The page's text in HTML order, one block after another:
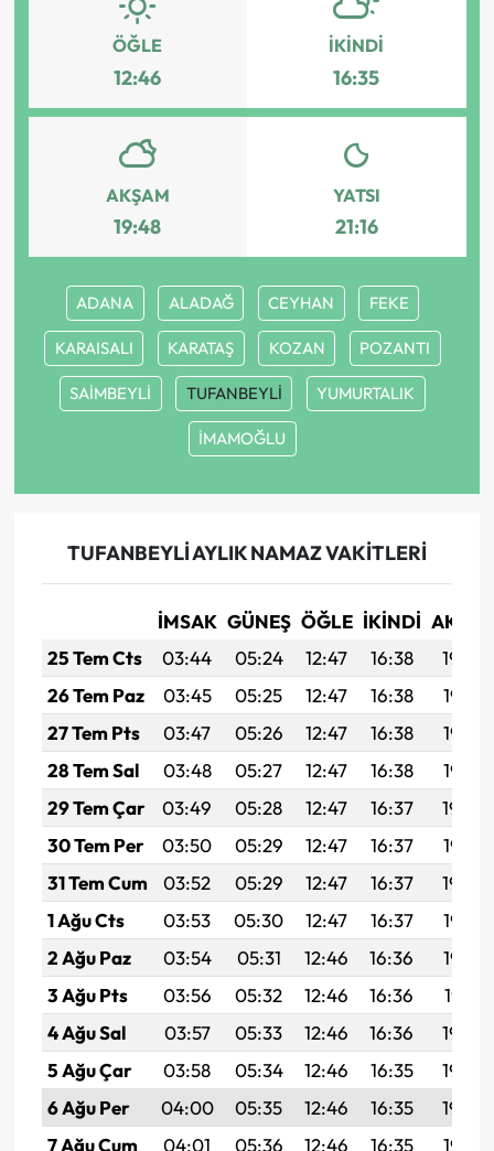
ÖĞLE
12:46
İKINDI
16:35
AKŞAM
19:48
YATSI
21:16
ADANA ALADAĞ CEYHAN FEKE
KARAISALI KARATAŞ KOZAN POZANTI
SAİMBEYLİ TUFANBEYLİ YUMURTALIK
İMAMOĞLU
TUFANBEYLİ AYLIK NAMAZ VAKITLERI
İMSAK GÜNEŞ ÖĞLE İKINDI
25 Tem Cts
03:44 05:24 12:47 16:38
19:59
26 Tem Paz
03:45 05:25 12:47 16:38
19:58
27 Tem Pts
03:47 05:26 12:47 16:38
19:57
28 Tem Sal
03:48 05:27 12:47 16:38
19:57
29 Tem Çar
03:49 05:28 12:47 16:37
19:56
30 Tem Per
03:50 05:29 12:47 16:37
19:55
31 Tem Cum
03:52 05:29 12:47 16:37
19:54
1 Ağu Cts
03:53 05:30 12:47 16:37
19:53
2 Ağu Paz
03:54 05:31 12:46 16:36
19:52
3 Ağu Pts
03:56 05:32 12:46 16:36
19:51
4 Ağu Sal
03:57 05:33 12:46 16:36
19:50
5 Ağu Çar
03:58 05:34 12:46 16:35
19:49
6 Ağu Per
04:00 05:35 12:46 16:35
19:48
7 Ağu Cum
04:01 05:36 12:46 16:35 19:47